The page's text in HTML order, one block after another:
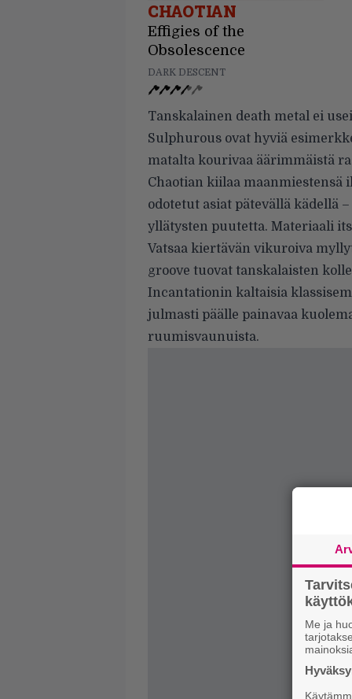
CHAOTIAN
Effigies of the
Obsolescence
DARK DESCENT
Tanskalainen death metal ei
Sulphurous ovat hyviä
matalta kourivaa äärimmäistä
Chaotian kiilaa maanmiestensä
odotetut asiat pätevällä kädellä
yllätysten puutetta. Materiaali
Vatsaa kiertävän vikuroiva
groove tuovat tanskalaisten
Incantationin kaltaisia
julmasti päälle painavaa
ruumisvaunuista.
Me ja